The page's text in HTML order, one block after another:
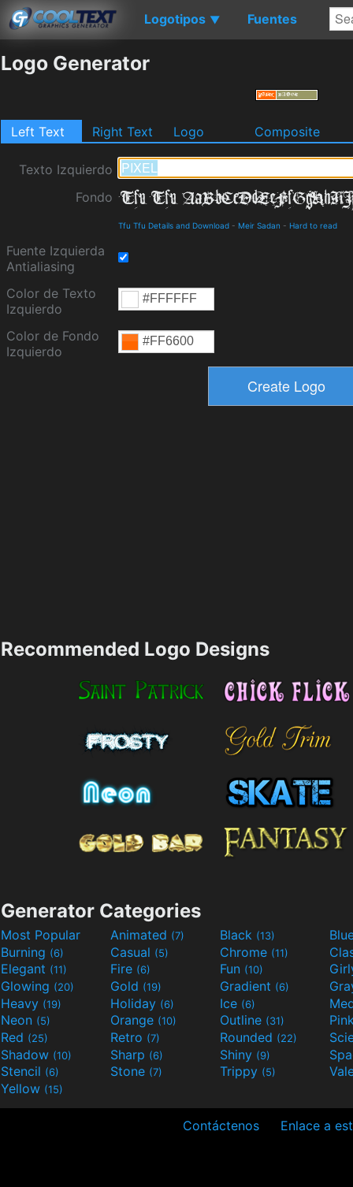
Logotipos ▼ Fuentes
Logo Generator
Left Text Right Text Logo Composite
Texto Izquierdo
Fondo
Tfu Tfu Details and Download - Meir Sadan - Hard to read
Fuente Izquierda
Antialiasing
Color de Texto
Izquierdo
Color de Fondo
Izquierdo
Recommended Logo Designs
Generator Categories
Most Popular Animated (7) Black (13)
Burning (6) Casual (5) Chrome (11)
Elegant (11) Fire (6) Fun (10)
Glowing (20) Gold (19) Gradient (6)
Heavy (19) Holiday (6) Ice (6)
Neon (5) Orange (10) Outline (31)
Red (25) Retro (7) Rounded (22)
Shadow (10) Sharp (6) Shiny (9)
Stencil (6) Stone (7) Trippy (5)
Yellow (15)
Contáctenos Enlace a